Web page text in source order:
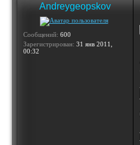
Andreygeopskov
Сообщений: 600
Зарегистрирован: 31 янв 2011,
00:32